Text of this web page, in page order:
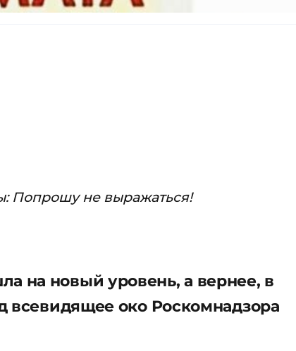
Попрошу не выражаться!
на новый уровень, а вернее, в
всевидящее око Роскомнадзора